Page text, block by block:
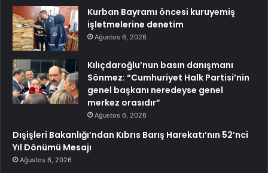
Kurban Bayramı öncesi kuruyemiş
işletmelerine denetim
Ağustos 6, 2026
Kılıçdaroğlu’nun basın danışmanı
Sönmez: “Cumhuriyet Halk Partisi’nin
genel başkanı neredeyse genel
merkez orasıdır”
Ağustos 6, 2026
Dışişleri Bakanlığı’ndan Kıbrıs Barış Harekatı’nın 52’nci
Yıl Dönümü Mesajı
Ağustos 6, 2026